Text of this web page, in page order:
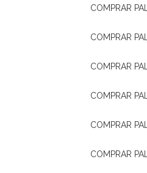
COMPRAR
COMPRAR
COMPRAR
COMPRAR
COMPRAR
COMPRAR